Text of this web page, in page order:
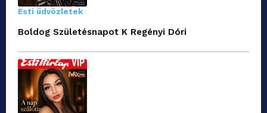
Esti üdvözletek
Boldog Születésnapot K Regényi Dóri